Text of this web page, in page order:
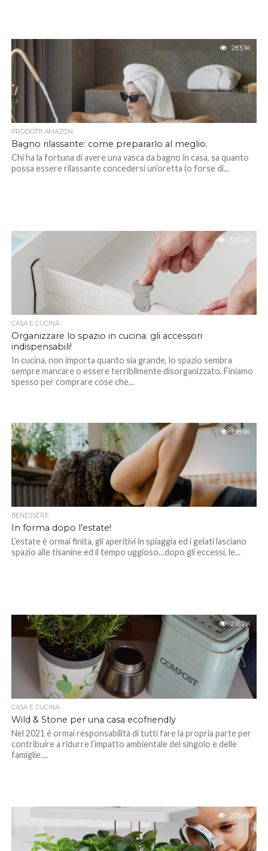
283.1K
PRODOTTI AMAZON
Bagno rilassante: come prepararlo al meglio.
Chi ha la fortuna di avere una vasca da bagno in casa, sa quanto
possa essere rilassante concedersi un’oretta (o forse di...
320.2K
CASA E CUCINA
Organizzare lo spazio in cucina: gli accessori
indispensabili!
In cucina, non importa quanto sia grande, lo spazio sembra
sempre mancare o essere terribilmente disorganizzato. Finiamo
spesso per comprare cose che...
198.9K
BENESSERE
In forma dopo l’estate!
L’estate è ormai finita, gli aperitivi in spiaggia ed i gelati lasciano
spazio alle tisanine ed il tempo uggioso…dopo gli eccessi, le...
216.2K
CASA E CUCINA
Wild & Stone per una casa ecofriendly
Nel 2021 è ormai responsabilità di tutti fare la propria parte per
contribuire a ridurre l’impatto ambientale del singolo e delle
famiglie....
275.6K